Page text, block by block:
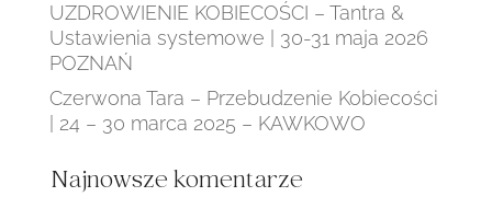
UZDROWIENIE KOBIECOŚCI – Tantra &
Ustawienia systemowe | 30-31 maja 2026
POZNAŃ
Czerwona Tara – Przebudzenie Kobiecości
| 24 – 30 marca 2025 – KAWKOWO
Najnowsze komentarze